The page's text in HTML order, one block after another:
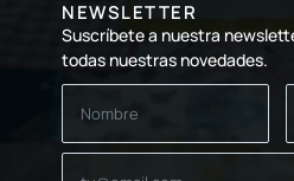
NEWSLETTER
Suscríbete a nuestra
todas nuestras novedades.